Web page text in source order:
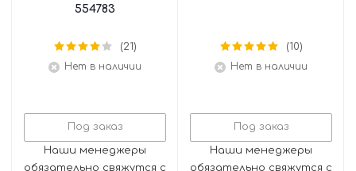
554783
(21)
Нет в наличии
Под заказ
Наши менеджеры
обязательно свяжутся с
(10)
Нет в наличии
Под заказ
Наши менеджеры
обязательно свяжутся с